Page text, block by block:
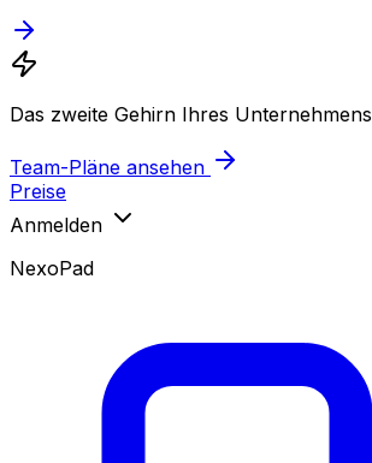
Das zweite Gehirn Ihres Unternehmens
Team-Pläne ansehen
Preise
Anmelden
NexoPad